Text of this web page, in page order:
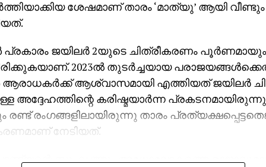
ശേഷമാണ് താരം ‘മാത്യു’ ആയി വീണ്ടും
പ്രകാരം ജയിലര്‍ 2യുടെ ചിത്രീകരണം പൂര്‍ണമായും
2023ല്‍ തുടര്‍ച്ചയായ
ആശ്വാസമായി എത്തിയത് ജയിലര്‍
അദ്ദേഹത്തിന്റെ കരിഷ്മയാര്‍ന്ന
രംഗങ്ങളിലായിരുന്നു താരം
നേടിയത്.